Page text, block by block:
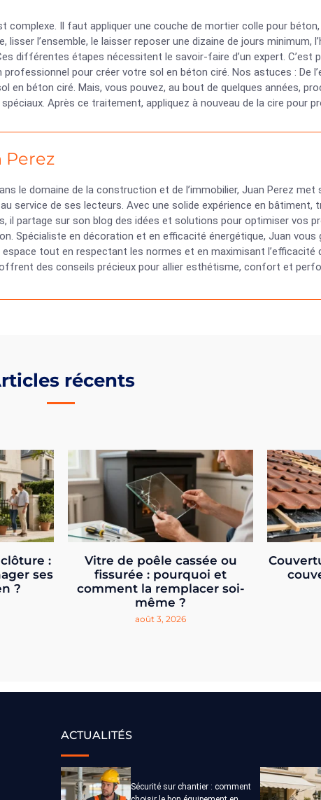
complexe. Il faut appliquer une couche de mortier colle pour
lisser l’ensemble, le laisser reposer une dizaine de jours minimum,
différentes étapes nécessitent le savoir-faire d’un expert. C’est
pour créer votre sol en béton ciré. Nos astuces : De
en béton ciré. Mais, vous pouvez, au bout de quelques années,
Après ce traitement, appliquez à nouveau de la cire pour
Perez
le domaine de la construction et de l’immobilier, Juan Perez
service de ses lecteurs. Avec une solide expérience en bâtiment,
il partage sur son blog des idées et solutions pour optimiser vos
Spécialiste en décoration et en efficacité énergétique, Juan vous
tout en respectant les normes et en maximisant l’efficacité
des conseils précieux pour allier esthétisme, confort et
récents
:
ses
?
Vitre de poêle cassée ou
fissurée : pourquoi et
comment la remplacer soi-
même ?
août 3, 2026
ACTUALITÉS
Sécurité sur chantier : comment